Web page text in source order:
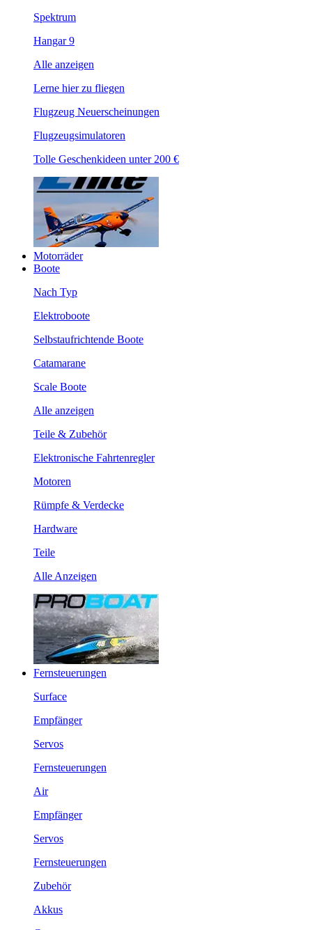
Spektrum
Hangar 9
Alle anzeigen
Lerne hier zu fliegen
Flugzeug Neuerscheinungen
Flugzeugsimulatoren
Tolle Geschenkideen unter 200 €
Motorräder
Boote
Nach Typ
Elektroboote
Selbstaufrichtende Boote
Catamarane
Scale Boote
Alle anzeigen
Teile & Zubehör
Elektronische Fahrtenregler
Motoren
Rümpfe & Verdecke
Hardware
Teile
Alle Anzeigen
Fernsteuerungen
Surface
Empfänger
Servos
Fernsteuerungen
Air
Empfänger
Servos
Fernsteuerungen
Zubehör
Akkus